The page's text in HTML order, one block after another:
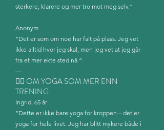
sterkere, klarere og mer tro mot meg selv.”
Anonym
“Det er som om noe har falt på plass. Jeg vet
ikke alltid hvor jeg skal, men jeg vet at jeg går
fra et mer ekte sted nå.”
—
🧘‍♀️ OM YOGA SOM MER ENN
TRENING
Ingrid, 65 år
“Dette er ikke bare yoga for kroppen – det er
yoga for hele livet. Jeg har blitt mykere både i